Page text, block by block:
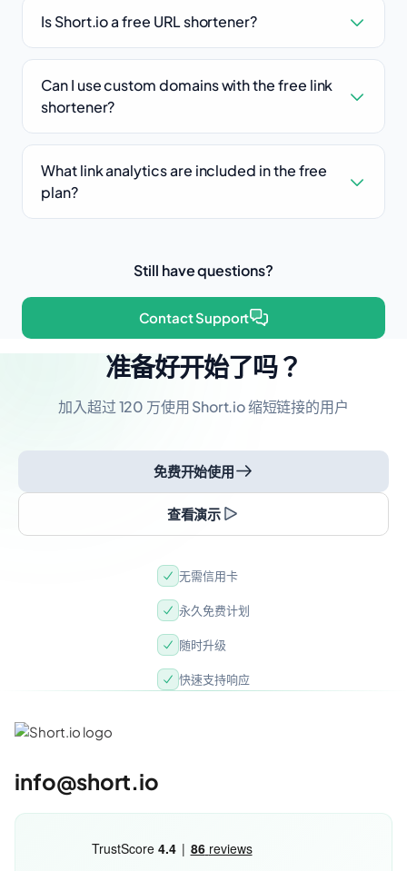
Is Short.io a free URL shortener?
Can I use custom domains with the free link
shortener?
What link analytics are included in the free
plan?
Still have questions?
Contact Support
准备好开始了吗？
加入超过 120 万使用 Short.io 缩短链接的用户
免费开始使用
查看演示
无需信用卡
永久免费计划
随时升级
快速支持响应
info@short.io